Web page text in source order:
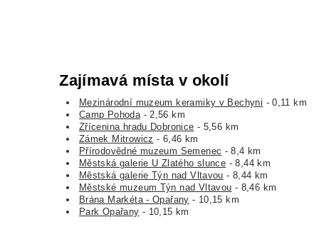
Zajímavá místa v okolí
Mezinárodní muzeum keramiky v Bechyni - 0,11 km
Camp Pohoda - 2,56 km
Zřícenina hradu Dobronice - 5,56 km
Zámek Mitrowicz - 6,46 km
Přírodovědné muzeum Semenec - 8,4 km
Městská galerie U Zlatého slunce - 8,44 km
Městská galerie Týn nad Vltavou - 8,44 km
Městské muzeum Týn nad Vltavou - 8,46 km
Brána Markéta - Opařany - 10,15 km
Park Opařany - 10,15 km